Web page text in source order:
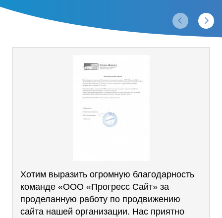
Хотим выразить огромную благодарность
команде «ООО «Прогресс Сайт» за
проделанную работу по продвижению
сайта нашей организации. Нас приятно